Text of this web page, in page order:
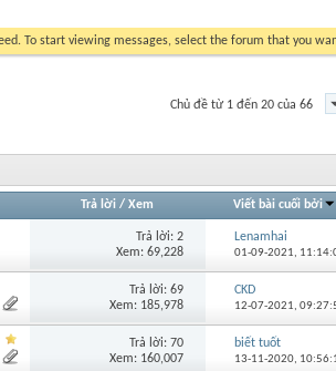
To start viewing messages, select the forum that you
Chủ đề từ 1 đến 20 của 66
Trả lời/ Xem Viết bài cuối bởi
Trả lời: 2
Xem: 69,228
Lenamhai
01-09-2021,
Trả lời: 69
Xem: 185,978
CKD
12-07-2021,
Trả lời: 70
Xem: 160,007
biết tuốt
13-11-2020,